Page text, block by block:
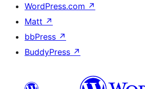
WordPress.com ↗
Matt ↗
bbPress ↗
BuddyPress ↗